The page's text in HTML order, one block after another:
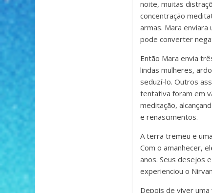
noite, muitas
concentração
armas. Mara
pode converter
Então Mara envia
lindas mulheres,
seduzí-lo. Outros
tentativa foram em
meditação,
e renascimentos.
A terra tremeu e
Com o amanhecer,
anos. Seus desejos
experienciou o
Depois de viver